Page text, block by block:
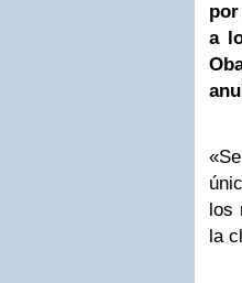
por
a
los
la